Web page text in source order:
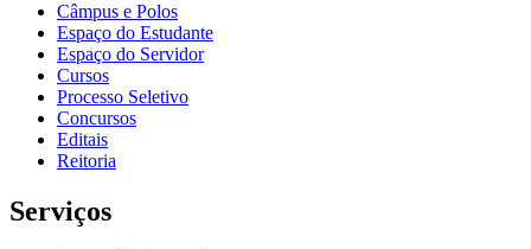
Câmpus e Polos
Espaço do Estudante
Espaço do Servidor
Cursos
Processo Seletivo
Concursos
Editais
Reitoria
Serviços